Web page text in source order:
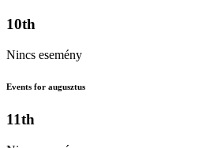
10th
Nincs esemény
Events for augusztus
11th